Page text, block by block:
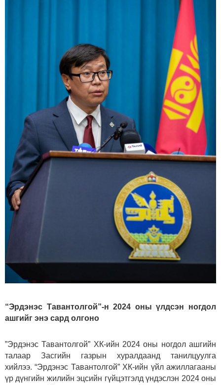
“Эрдэнэс Тавантолгой”-н 2024 оны үлдсэн ногдол
ашгийг энэ сард олгоно
”Эрдэнэс Тавантолгой” ХК-ийн 2024 оны ногдол ашгийн
талаар Засгийн газрын хуралдаанд танилцуулга
хийлээ. “Эрдэнэс Тавантолгой” ХК-ийн үйл ажиллагааны
үр дүнгийн жилийн эцсийн гүйцэтгэлд үндэслэн 2024 оны